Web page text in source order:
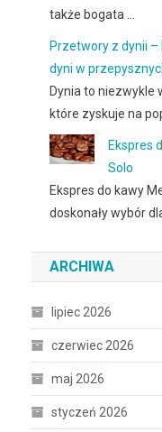
także bogata …
Przetwory z dynii –
dyni w
Dynia to niezwykle
które zyskuje na
Ekspres
Solo
Ekspres do kawy
doskonały wybór dla
ARCHIWA
lipiec 2026
czerwiec 2026
maj 2026
styczeń 2026